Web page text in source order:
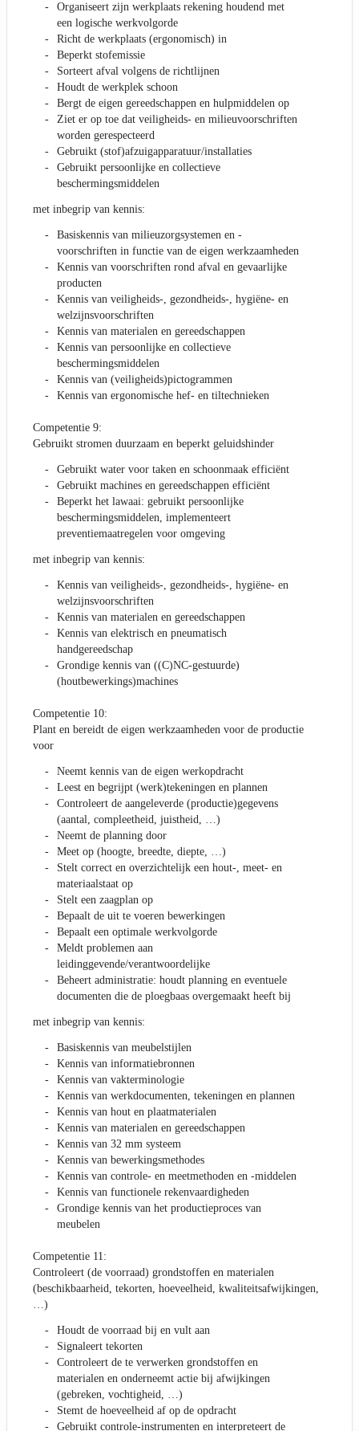
Organiseert zijn werkplaats rekening houdend met
een logische werkvolgorde
Richt de werkplaats (ergonomisch) in
Beperkt stofemissie
Sorteert afval volgens de richtlijnen
Houdt de werkplek schoon
Bergt de eigen gereedschappen en hulpmiddelen op
Ziet er op toe dat veiligheids- en milieuvoorschriften
worden gerespecteerd
Gebruikt (stof)afzuigapparatuur/installaties
Gebruikt persoonlijke en collectieve
beschermingsmiddelen
met inbegrip van kennis:
Basiskennis van milieuzorgsystemen en -
voorschriften in functie van de eigen werkzaamheden
Kennis van voorschriften rond afval en gevaarlijke
producten
Kennis van veiligheids-, gezondheids-, hygiëne- en
welzijnsvoorschriften
Kennis van materialen en gereedschappen
Kennis van persoonlijke en collectieve
beschermingsmiddelen
Kennis van (veiligheids)pictogrammen
Kennis van ergonomische hef- en tiltechnieken
Competentie 9:
Gebruikt stromen duurzaam en beperkt geluidshinder
Gebruikt water voor taken en schoonmaak efficiënt
Gebruikt machines en gereedschappen efficiënt
Beperkt het lawaai: gebruikt persoonlijke
beschermingsmiddelen, implementeert
preventiemaatregelen voor omgeving
met inbegrip van kennis:
Kennis van veiligheids-, gezondheids-, hygiëne- en
welzijnsvoorschriften
Kennis van materialen en gereedschappen
Kennis van elektrisch en pneumatisch
handgereedschap
Grondige kennis van ((C)NC-gestuurde)
(houtbewerkings)machines
Competentie 10:
Plant en bereidt de eigen werkzaamheden voor de productie
voor
Neemt kennis van de eigen werkopdracht
Leest en begrijpt (werk)tekeningen en plannen
Controleert de aangeleverde (productie)gegevens
(aantal, compleetheid, juistheid, …)
Neemt de planning door
Meet op (hoogte, breedte, diepte, …)
Stelt correct en overzichtelijk een hout-, meet- en
materiaalstaat op
Stelt een zaagplan op
Bepaalt de uit te voeren bewerkingen
Bepaalt een optimale werkvolgorde
Meldt problemen aan
leidinggevende/verantwoordelijke
Beheert administratie: houdt planning en eventuele
documenten die de ploegbaas overgemaakt heeft bij
met inbegrip van kennis:
Basiskennis van meubelstijlen
Kennis van informatiebronnen
Kennis van vakterminologie
Kennis van werkdocumenten, tekeningen en plannen
Kennis van hout en plaatmaterialen
Kennis van materialen en gereedschappen
Kennis van 32 mm systeem
Kennis van bewerkingsmethodes
Kennis van controle- en meetmethoden en -middelen
Kennis van functionele rekenvaardigheden
Grondige kennis van het productieproces van
meubelen
Competentie 11:
Controleert (de voorraad) grondstoffen en materialen
(beschikbaarheid, tekorten, hoeveelheid, kwaliteitsafwijkingen,
…)
Houdt de voorraad bij en vult aan
Signaleert tekorten
Controleert de te verwerken grondstoffen en
materialen en onderneemt actie bij afwijkingen
(gebreken, vochtigheid, …)
Stemt de hoeveelheid af op de opdracht
Gebruikt controle-instrumenten en interpreteert de